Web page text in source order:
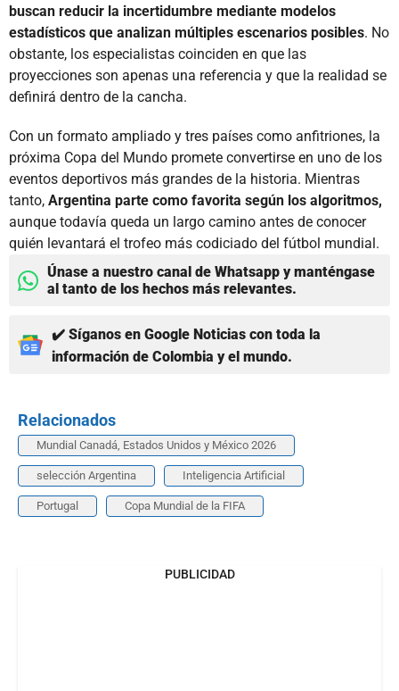
buscan reducir la incertidumbre mediante modelos
estadísticos que analizan múltiples escenarios posibles. No
obstante, los especialistas coinciden en que las
proyecciones son apenas una referencia y que la realidad se
definirá dentro de la cancha.
Con un formato ampliado y tres países como anfitriones, la
próxima Copa del Mundo promete convertirse en uno de los
eventos deportivos más grandes de la historia. Mientras
tanto, Argentina parte como favorita según los algoritmos,
aunque todavía queda un largo camino antes de conocer
quién levantará el trofeo más codiciado del fútbol mundial.
Únase a nuestro canal de Whatsapp y manténgase
al tanto de los hechos más relevantes.
✔️ Síganos en Google Noticias con toda la
información de Colombia y el mundo.
Relacionados
Mundial Canadá, Estados Unidos y México 2026
selección Argentina Inteligencia Artificial
Portugal Copa Mundial de la FIFA
PUBLICIDAD